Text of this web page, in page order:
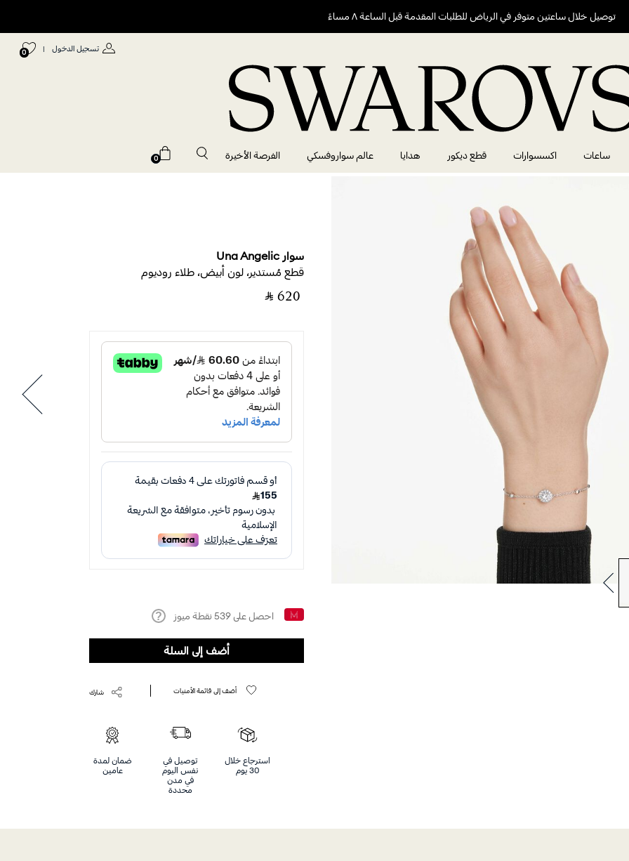
توصيل خلال ساعتين متوفر في الرياض للطلبات المقدمة قبل الساعة ٨ مساءً
تسجيل الدخول |
0
ساعات اكسسوارات قطع ديكور هدايا عالم سواروفسكي الفرصة الأخيرة 0
سوار Una Angelic
قطع مُستدير، لون أبيض، طلاء روديوم
‎ ⃁ ⁦620⁩ ‎
احصل على 539 نقطة ميوز
أضف إلى السلة
أضف إلى قائمة الأمنيات شارك
استرجاع خلال
30 يوم
توصيل في
نفس اليوم
في مدن
محددة
ضمان لمدة
عامين